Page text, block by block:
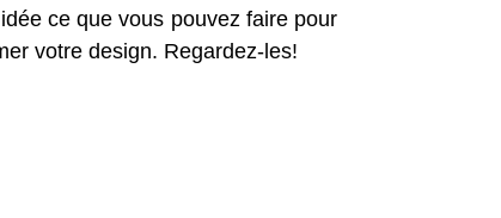
ce que vous pouvez faire pour
votre design. Regardez-les!